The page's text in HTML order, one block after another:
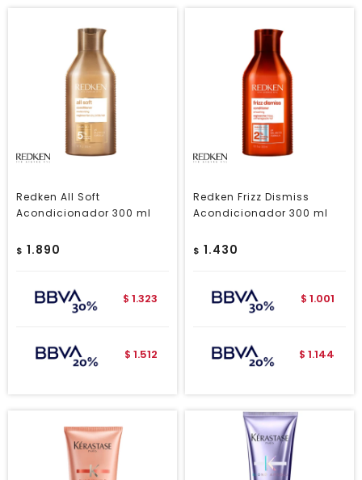
Redken All Soft
Acondicionador 300 ml
$ 1.890
$ 1.323
$ 1.512
Redken Frizz Dismiss
Acondicionador 300 ml
$ 1.430
$ 1.001
$ 1.144